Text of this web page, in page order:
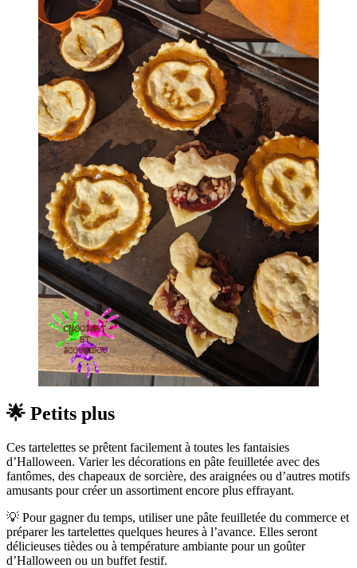
🌟 Petits plus
Ces tartelettes se prêtent facilement à toutes les fantaisies
d’Halloween. Varier les décorations en pâte feuilletée avec des
fantômes, des chapeaux de sorcière, des araignées ou d’autres motifs
amusants pour créer un assortiment encore plus effrayant.
💡 Pour gagner du temps, utiliser une pâte feuilletée du commerce et
préparer les tartelettes quelques heures à l’avance. Elles seront
délicieuses tièdes ou à température ambiante pour un goûter
d’Halloween ou un buffet festif.